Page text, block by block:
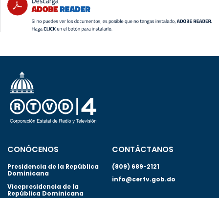
CONÓCENOS
Presidencia de la República
Dominicana
Vicepresidencia de la
República Dominicana
CONTÁCTANOS
(809) 689-2121
info@certv.gob.do